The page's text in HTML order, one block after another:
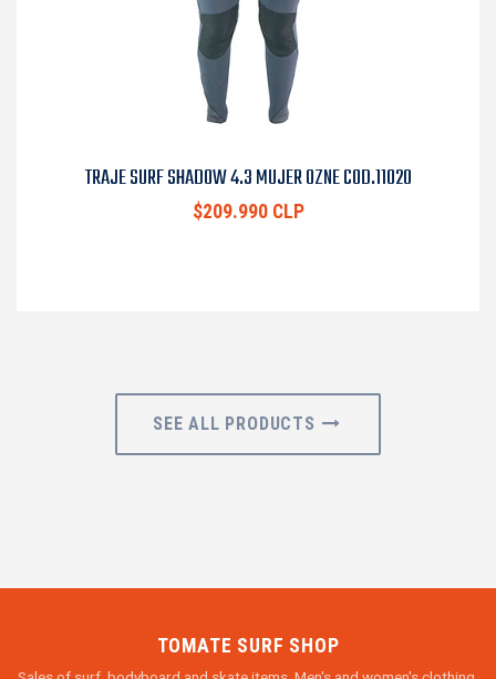
TRAJE SURF SHADOW 4.3 MUJER OZNE COD.11020
$209.990 CLP
SEE ALL PRODUCTS
TOMATE SURF SHOP